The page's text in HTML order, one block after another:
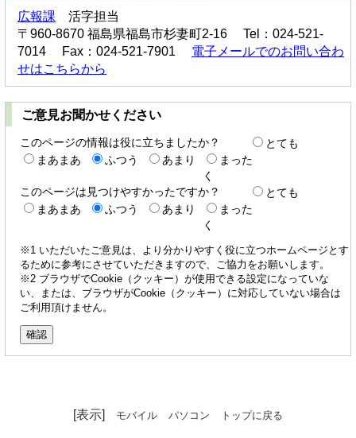
広報課 活字担当
〒960-8670 福島県福島市杉妻町2-16 Tel：024-521-
7014 Fax：024-521-7901 電子メールでのお問い合わ
せはこちらから
ご意見お聞かせください
このページの情報は役に立ちましたか？
とても
まあまあ
ふつう あまり
まった
く
このページは見つけやすかったですか？
とても
まあまあ
ふつう あまり
まった
く
※1 いただいたご意見は、より分かりやすく役に立つホームページとす
るために参考にさせていただきますので、ご協力をお願いします。
※2 ブラウザでCookie（クッキー）が使用できる設定になっていな
い、または、ブラウザがCookie（クッキー）に対応していない場合は
ご利用頂けません。
[表示] モバイル パソコン トップに戻る